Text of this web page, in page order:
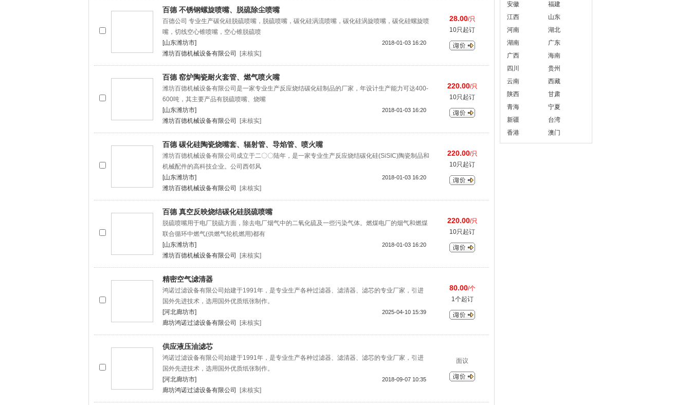
百德 不锈钢螺旋喷嘴、脱硫除尘喷嘴
百德公司 专业生产碳化硅脱硫喷嘴，脱硫喷嘴，碳化硅涡流喷嘴，碳化硅涡旋喷嘴，碳化硅螺旋喷
嘴，切线空心锥喷嘴，空心锥脱硫喷
2018-01-03 16:20
[山东潍坊市]
潍坊百德机械设备有限公司
[未核实]
28.00/只
10只起订
百德 窑炉陶瓷耐火套管、燃气喷火嘴
潍坊百德机械设备有限公司是一家专业生产反应烧结碳化硅制品的厂家，年设计生产能力可达400-
600吨，其主要产品有脱硫喷嘴、烧嘴
2018-01-03 16:20
[山东潍坊市]
潍坊百德机械设备有限公司
[未核实]
220.00/只
10只起订
百德 碳化硅陶瓷烧嘴套、辐射管、导焰管、喷火嘴
潍坊百德机械设备有限公司成立于二〇〇陆年，是一家专业生产反应烧结碳化硅(SiSIC)陶瓷制品和
机械配件的高科技企业。公司西邻风
2018-01-03 16:20
[山东潍坊市]
潍坊百德机械设备有限公司
[未核实]
220.00/只
10只起订
百德 真空反映烧结碳化硅脱硫喷嘴
脱硫喷嘴用于电厂脱硫方面，除去电厂烟气中的二氧化硫及一些污染气体。燃煤电厂的烟气和燃煤
联合循环中燃气(供燃气轮机燃用)都有
2018-01-03 16:20
[山东潍坊市]
潍坊百德机械设备有限公司
[未核实]
220.00/只
10只起订
精密空气滤清器
鸿诺过滤设备有限公司始建于1991年，是专业生产各种过滤器、滤清器、滤芯的专业厂家，引进
国外先进技术，选用国外优质纸张制作。
2025-04-10 15:39
[河北廊坊市]
廊坊鸿诺过滤设备有限公司
[未核实]
80.00/个
1个起订
供应液压油滤芯
鸿诺过滤设备有限公司始建于1991年，是专业生产各种过滤器、滤清器、滤芯的专业厂家，引进
国外先进技术，选用国外优质纸张制作。
2018-09-07 10:35
[河北廊坊市]
廊坊鸿诺过滤设备有限公司
[未核实]
面议
安徽
福建
江西
山东
河南
湖北
湖南
广东
广西
海南
四川
贵州
云南
西藏
陕西
甘肃
青海
宁夏
新疆
台湾
香港
澳门